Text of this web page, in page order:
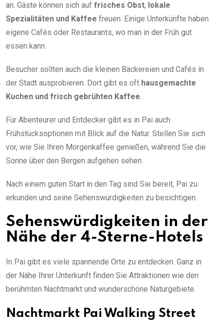
an. Gäste können sich auf frisches Obst, lokale
Spezialitäten und Kaffee freuen. Einige Unterkünfte haben
eigene Cafés oder Restaurants, wo man in der Früh gut
essen kann.
Besucher sollten auch die kleinen Bäckereien und Cafés in
der Stadt ausprobieren. Dort gibt es oft hausgemachte
Kuchen und frisch gebrühten Kaffee.
Für Abenteurer und Entdecker gibt es in Pai auch
Frühstücksoptionen mit Blick auf die Natur. Stellen Sie sich
vor, wie Sie Ihren Morgenkaffee genießen, während Sie die
Sonne über den Bergen aufgehen sehen.
Nach einem guten Start in den Tag sind Sie bereit, Pai zu
erkunden und seine Sehenswürdigkeiten zu besichtigen.
Sehenswürdigkeiten in der
Nähe der 4-Sterne-Hotels
In Pai gibt es viele spannende Orte zu entdecken. Ganz in
der Nähe Ihrer Unterkunft finden Sie Attraktionen wie den
berühmten Nachtmarkt und wunderschöne Naturgebiete.
Nachtmarkt Pai Walking Street